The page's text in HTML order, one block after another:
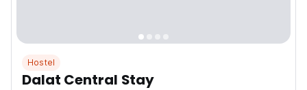
Hostel
Dalat Central Stay